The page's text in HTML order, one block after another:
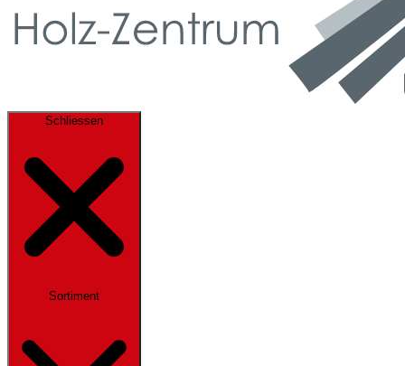
Schliessen
Sortiment